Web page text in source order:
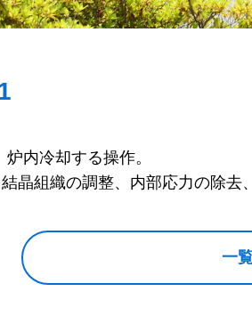
内冷却する操作。
晶組織の調整、内部応力の除去
一